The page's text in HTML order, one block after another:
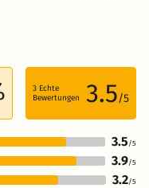
3 Echte
Bewertungen
3.5/5
3.5 /5
3.9/5
3.2/5